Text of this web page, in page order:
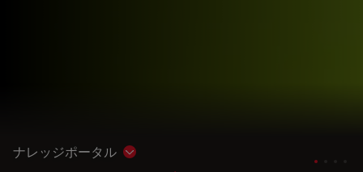
ナレッジポータル Show subnavigation